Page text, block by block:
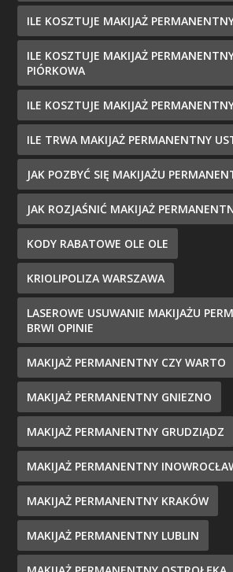
ILE KOSZTUJE MAKIJAŻ
ILE KOSZTUJE MAKIJAŻ
PIÓRKOWA
ILE KOSZTUJE MAKIJAŻ
ILE TRWA MAKIJAŻ PERMANENTNY
JAK POZBYĆ SIĘ MAKIJAŻU
JAK ROZJAŚNIĆ MAKIJAŻ
KODY RABATOWE OLE OLE
KRIOLIPOLIZA WARSZAWA
LASEROWE USUWANIE MAKIJAŻU
BRWI OPINIE
MAKIJAŻ PERMANENTNY CZY WARTO
MAKIJAŻ PERMANENTNY GNIEZNO
MAKIJAŻ PERMANENTNY GRUDZIĄDZ
MAKIJAŻ PERMANENTNY
MAKIJAŻ PERMANENTNY KRAKÓW
MAKIJAŻ PERMANENTNY LUBLIN